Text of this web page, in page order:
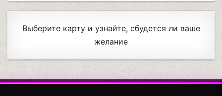
Выберите карту и узнайте, сбудется ли ваше
желание